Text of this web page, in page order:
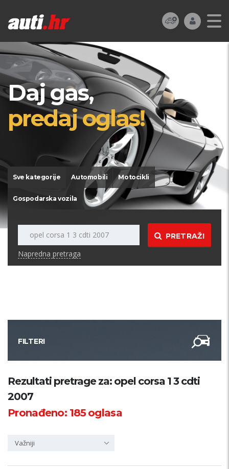
Daj gas,
predaj oglas!
Sve kategorije Automobili Motocikli
Gospodarska vozila
PRETRAŽI
Napredna pretraga
FILTERI
Kategorija
Županija
Rezultati pretrage za: opel corsa 1 3 cdti
2007
Pronađeno: 185oglasa
Važniji